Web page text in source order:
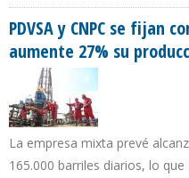
PDVSA y CNPC se fijan
aumente 27% su
La empresa mixta prevé
165.000 barriles diarios, lo